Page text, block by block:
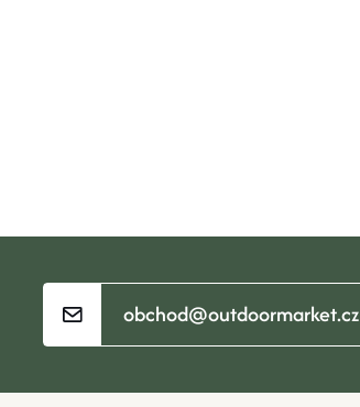
obchod@outdoormarket.cz